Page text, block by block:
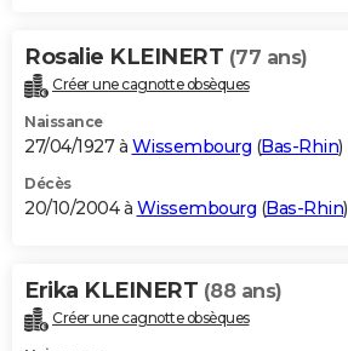
Rosalie KLEINERT (77 ans)
Créer une cagnotte obsèques
Naissance
27/04/1927 à Wissembourg (Bas-Rhin)
Décès
20/10/2004 à Wissembourg (Bas-Rhin)
Erika KLEINERT (88 ans)
Créer une cagnotte obsèques